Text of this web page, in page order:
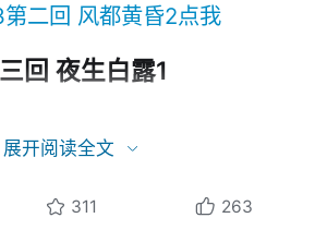
二回 风都黄昏2点我
回 夜生白露1
展开阅读全文
311 263